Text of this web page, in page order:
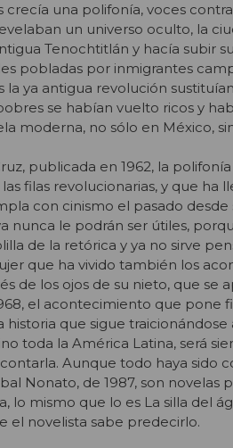
crecía una polifonía, voces
un universo oculto, la
Tenochtitlán y hacía subir
pobladas por inmigrantes
ya antigua revolución
se habían vuelto ricos y
moderna, no sólo en México,
publicada en 1962, la
filas revolucionarias, y que ha
con cinismo el pasado
nunca le podrán ser útiles,
de la retórica y ya no sirve
que ha vivido también los
de los ojos de su nieto, que se
el acontecimiento que pone
historia que sigue
toda la América Latina, será
Aunque todo haya sido
Nonato, de 1987, son novelas
lo mismo que lo es La silla del
el novelista sabe predecirlo.